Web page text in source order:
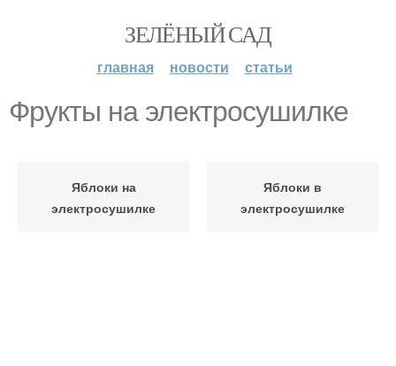
ЗЕЛЁНЫЙ САД
главная новости статьи
Фрукты на электросушилке
Яблоки на
электросушилке
Яблоки в
электросушилке